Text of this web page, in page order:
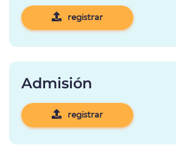
registrar
Admisión
registrar